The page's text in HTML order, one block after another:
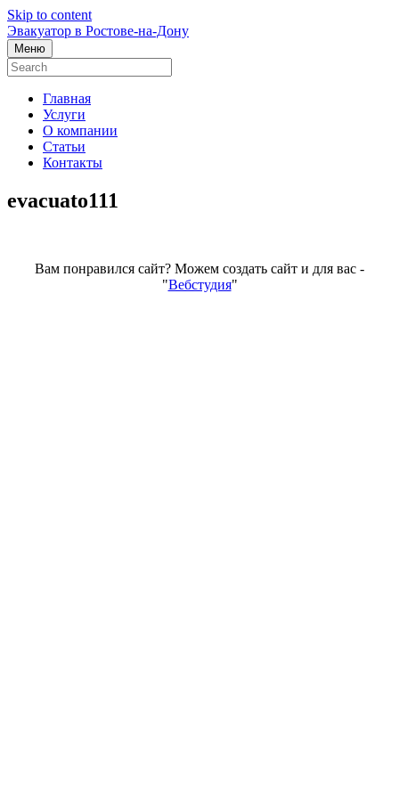
Skip to content
Эвакуатор в Ростове-на-Дону
Меню
Главная
Услуги
О компании
Статьи
Контакты
evacuato111
Вам понравился сайт? Можем создать сайт и для вас -
"Вебстудия"